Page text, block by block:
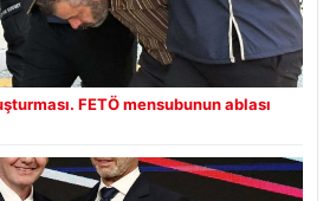
FETÖ mensubunun ablası